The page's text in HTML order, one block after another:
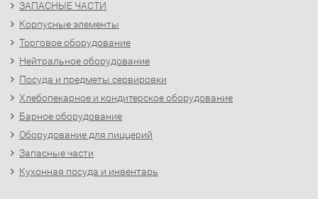
ЗАПАСНЫЕ ЧАСТИ
Корпусные элементы
Торговое оборудование
Нейтральное оборудование
Посуда и предметы сервировки
Хлебопекарное и кондитерское оборудование
Барное оборудование
Оборудование для пиццерий
Запасные части
Кухонная посуда и инвентарь